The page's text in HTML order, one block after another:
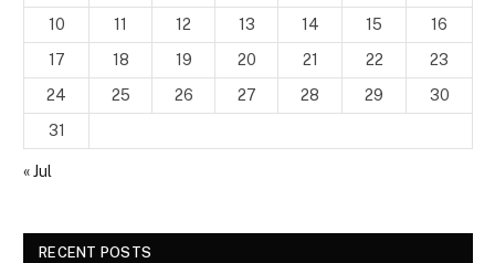
10
11 12 13 14 15
16
17
18 19 20 21 22
23
24
25 26 27 28 29
30
31
« Jul
RECENT POSTS